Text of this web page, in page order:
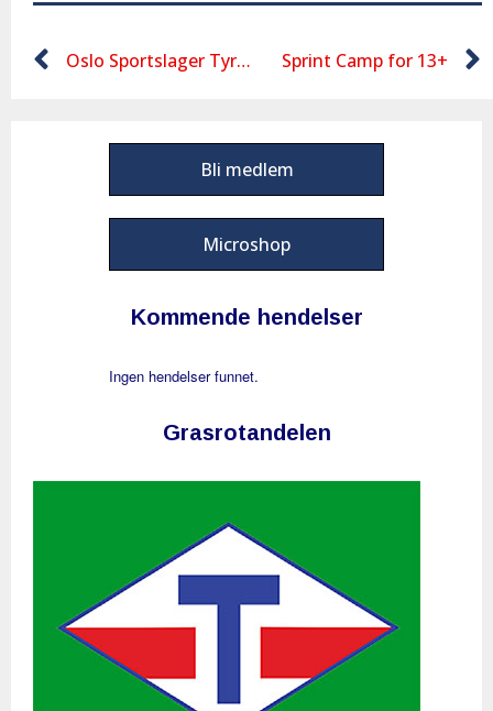
Oslo Sportslager Tyrvinglekene 2025 Sprint Camp for 13+
Bli medlem
Microshop
Kommende hendelser
Ingen hendelser funnet.
Grasrotandelen